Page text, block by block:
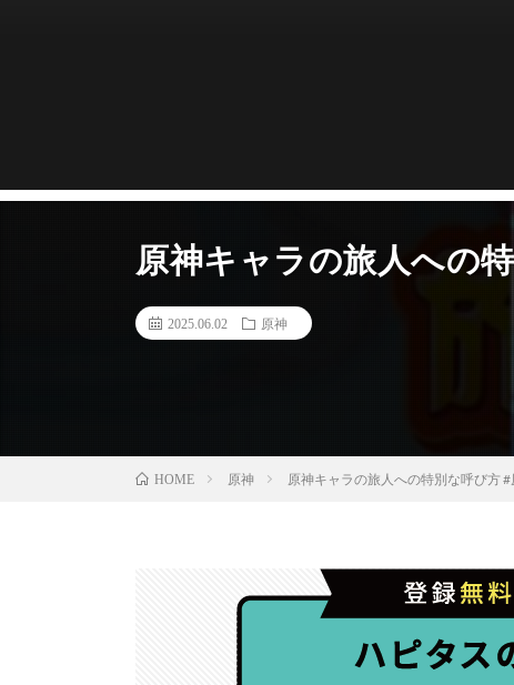
原神キャラの旅人への
2025.06.02 原神
HOME 原神 原神キャラの旅人への特別な呼び方 #